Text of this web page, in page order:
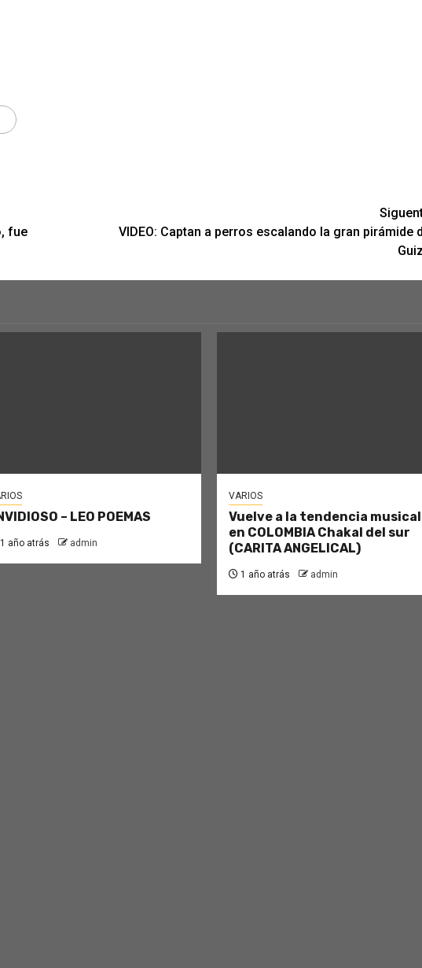
fue
VIDEO: Captan a perros escalando la gran pirámide
– LEO POEMAS
1 año atrás admin
VARIOS
Vuelve a la tendencia musical
en COLOMBIA Chakal del sur
(CARITA ANGELICAL)
1 año atrás admin